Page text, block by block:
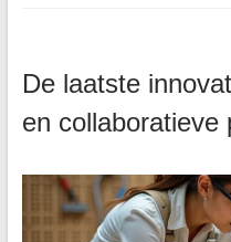
De laatste
en collaboratieve